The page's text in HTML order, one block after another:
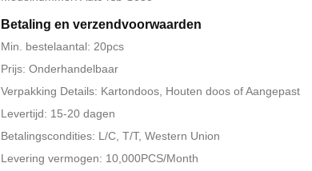
Betaling en verzendvoorwaarden
Min. bestelaantal: 20pcs
Prijs: Onderhandelbaar
Verpakking Details: Kartondoos, Houten doos of Aangepast
Levertijd: 15-20 dagen
Betalingscondities: L/C, T/T, Western Union
Levering vermogen: 10,000PCS/Month